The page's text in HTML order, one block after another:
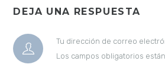
DEJA UNA RESPUESTA
Tu dirección de correo
Los campos obligatorios